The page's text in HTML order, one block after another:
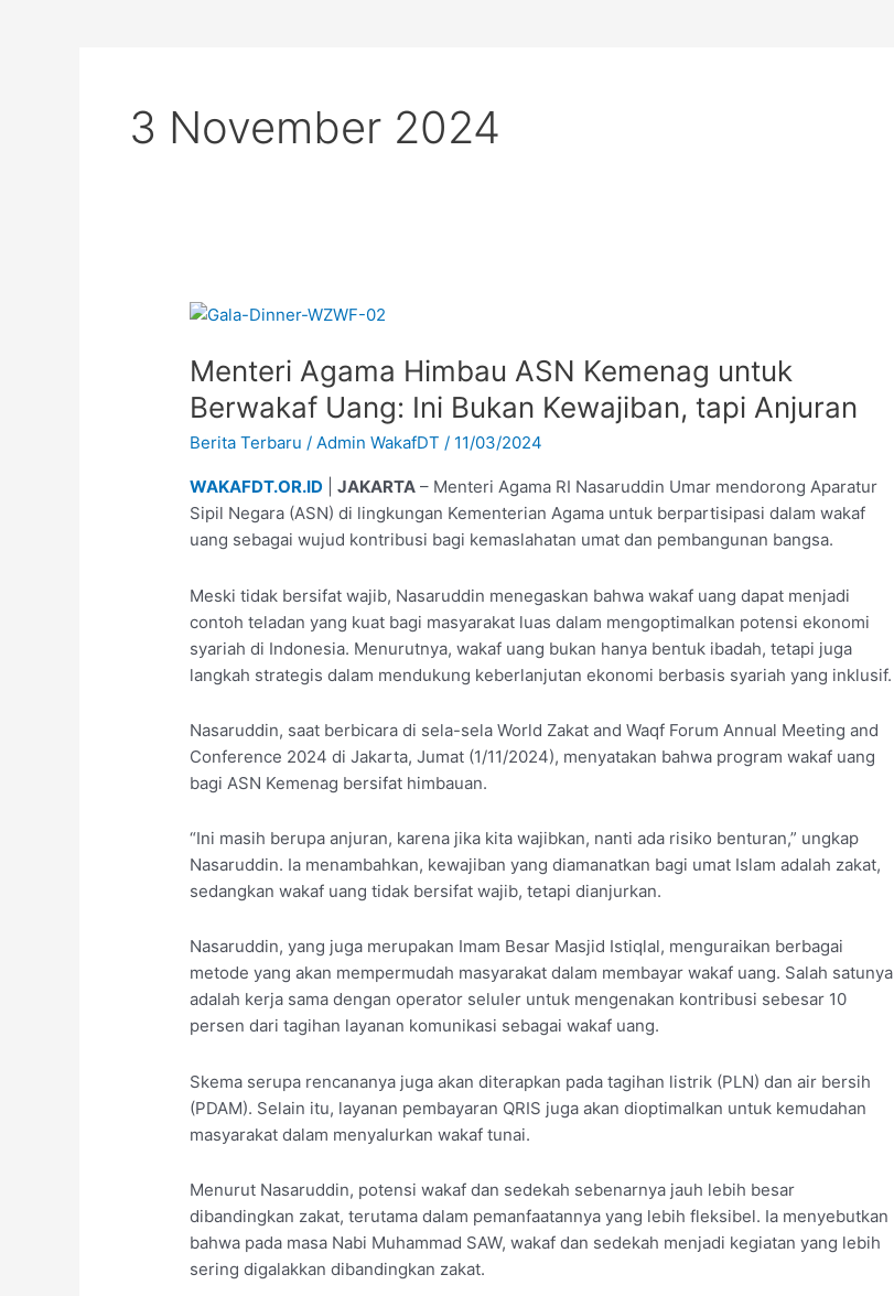
3 November 2024
Menteri Agama Himbau ASN Kemenag untuk
Berwakaf Uang: Ini Bukan Kewajiban, tapi Anjuran
Berita Terbaru /Admin WakafDT/ 11/03/2024
WAKAFDT.OR.ID |JAKARTA – Menteri Agama RI Nasaruddin Umar mendorong Aparatur
Sipil Negara (ASN) di lingkungan Kementerian Agama untuk berpartisipasi dalam wakaf
uang sebagai wujud kontribusi bagi kemaslahatan umat dan pembangunan bangsa.
Meski tidak bersifat wajib, Nasaruddin menegaskan bahwa wakaf uang dapat menjadi
contoh teladan yang kuat bagi masyarakat luas dalam mengoptimalkan potensi ekonomi
syariah di Indonesia. Menurutnya, wakaf uang bukan hanya bentuk ibadah, tetapi juga
langkah strategis dalam mendukung keberlanjutan ekonomi berbasis syariah yang inklusif.
Nasaruddin, saat berbicara di sela-sela World Zakat and Waqf Forum Annual Meeting and
Conference 2024 di Jakarta, Jumat (1/11/2024), menyatakan bahwa program wakaf uang
bagi ASN Kemenag bersifat himbauan.
“Ini masih berupa anjuran, karena jika kita wajibkan, nanti ada risiko benturan,” ungkap
Nasaruddin. Ia menambahkan, kewajiban yang diamanatkan bagi umat Islam adalah zakat,
sedangkan wakaf uang tidak bersifat wajib, tetapi dianjurkan.
Nasaruddin, yang juga merupakan Imam Besar Masjid Istiqlal, menguraikan berbagai
metode yang akan mempermudah masyarakat dalam membayar wakaf uang. Salah satunya
adalah kerja sama dengan operator seluler untuk mengenakan kontribusi sebesar 10
persen dari tagihan layanan komunikasi sebagai wakaf uang.
Skema serupa rencananya juga akan diterapkan pada tagihan listrik (PLN) dan air bersih
(PDAM). Selain itu, layanan pembayaran QRIS juga akan dioptimalkan untuk kemudahan
masyarakat dalam menyalurkan wakaf tunai.
Menurut Nasaruddin, potensi wakaf dan sedekah sebenarnya jauh lebih besar
dibandingkan zakat, terutama dalam pemanfaatannya yang lebih fleksibel. Ia menyebutkan
bahwa pada masa Nabi Muhammad SAW, wakaf dan sedekah menjadi kegiatan yang lebih
sering digalakkan dibandingkan zakat.
Menteri
Himbau
ASN
Kemenag
untuk
Uang:
Ini
Bukan
tapi
Anjuran